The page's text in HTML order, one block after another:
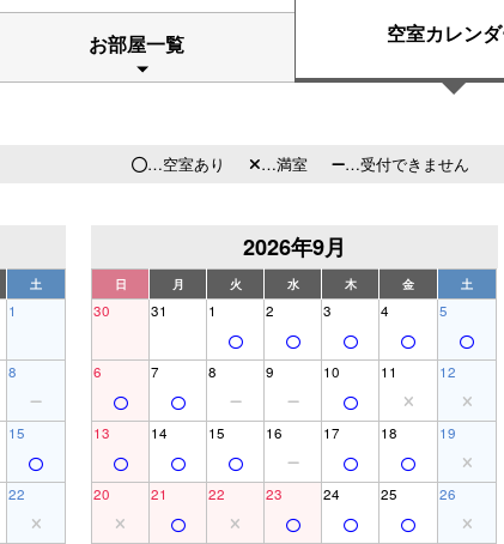
お部屋一覧 空室カレン
…空室あり …満室 …受付できません
土
1
8
15
22
2026年9月
日 月 火 水 木 金 土
30 31 1 2 3 4 5
6 7 8 9 10 11 12
13 14 15 16 17 18 19
20 21 22 23 24 25 26